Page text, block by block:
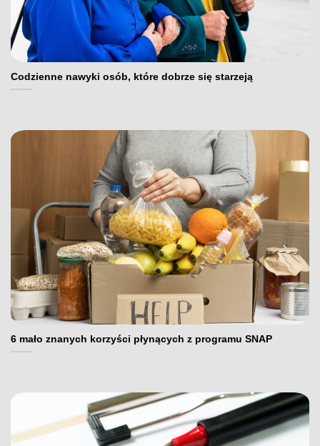
Codzienne nawyki osób, które dobrze się starzeją
6 mało znanych korzyści płynących z programu SNAP